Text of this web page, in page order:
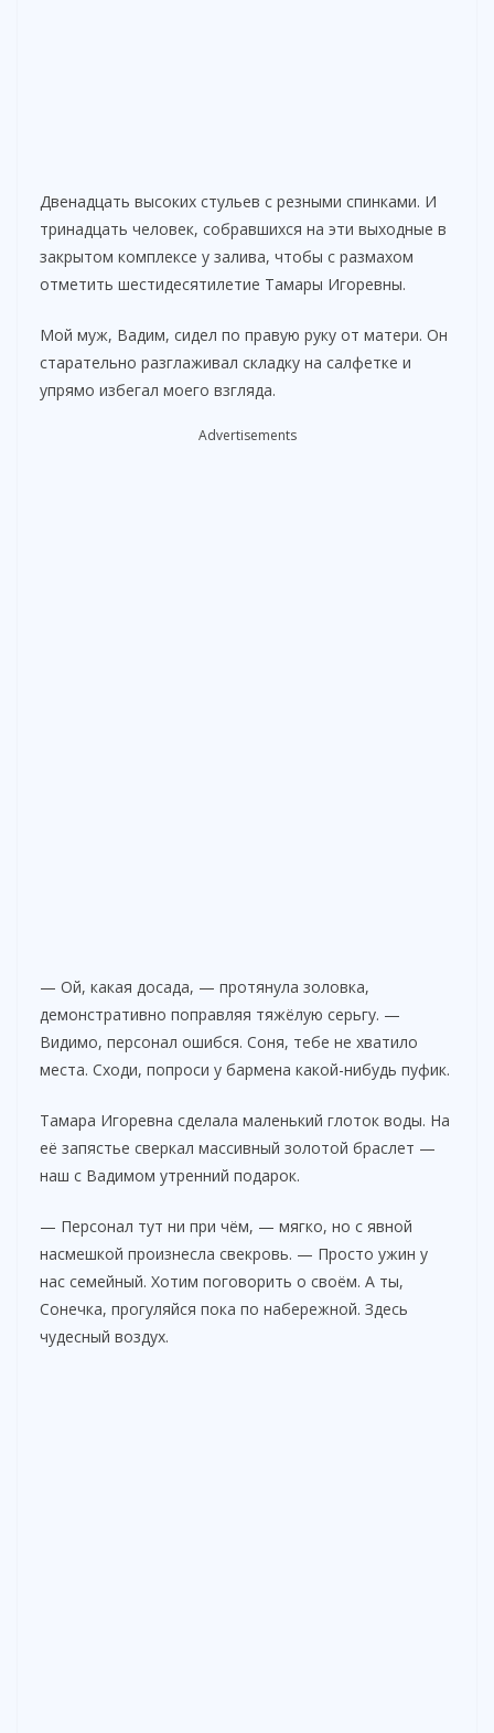
Двенадцать высоких стульев с резными спинками. И
тринадцать человек, собравшихся на эти выходные в
закрытом комплексе у залива, чтобы с размахом
отметить шестидесятилетие Тамары Игоревны.
Мой муж, Вадим, сидел по правую руку от матери. Он
старательно разглаживал складку на салфетке и
упрямо избегал моего взгляда.
Advertisements
— Ой, какая досада, — протянула золовка,
демонстративно поправляя тяжёлую серьгу. —
Видимо, персонал ошибся. Соня, тебе не хватило
места. Сходи, попроси у бармена какой-нибудь пуфик.
Тамара Игоревна сделала маленький глоток воды. На
её запястье сверкал массивный золотой браслет —
наш с Вадимом утренний подарок.
— Персонал тут ни при чём, — мягко, но с явной
насмешкой произнесла свекровь. — Просто ужин у
нас семейный. Хотим поговорить о своём. А ты,
Сонечка, прогуляйся пока по набережной. Здесь
чудесный воздух.